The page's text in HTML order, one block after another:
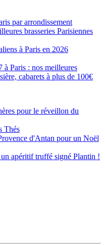
par arrondissement
brasseries Parisiennes
à Paris en 2026
Paris : nos meilleures
cabarets à plus de 100€
pour le réveillon du
Thés
d'Antan pour un Noël
apéritif truffé signé Plantin !